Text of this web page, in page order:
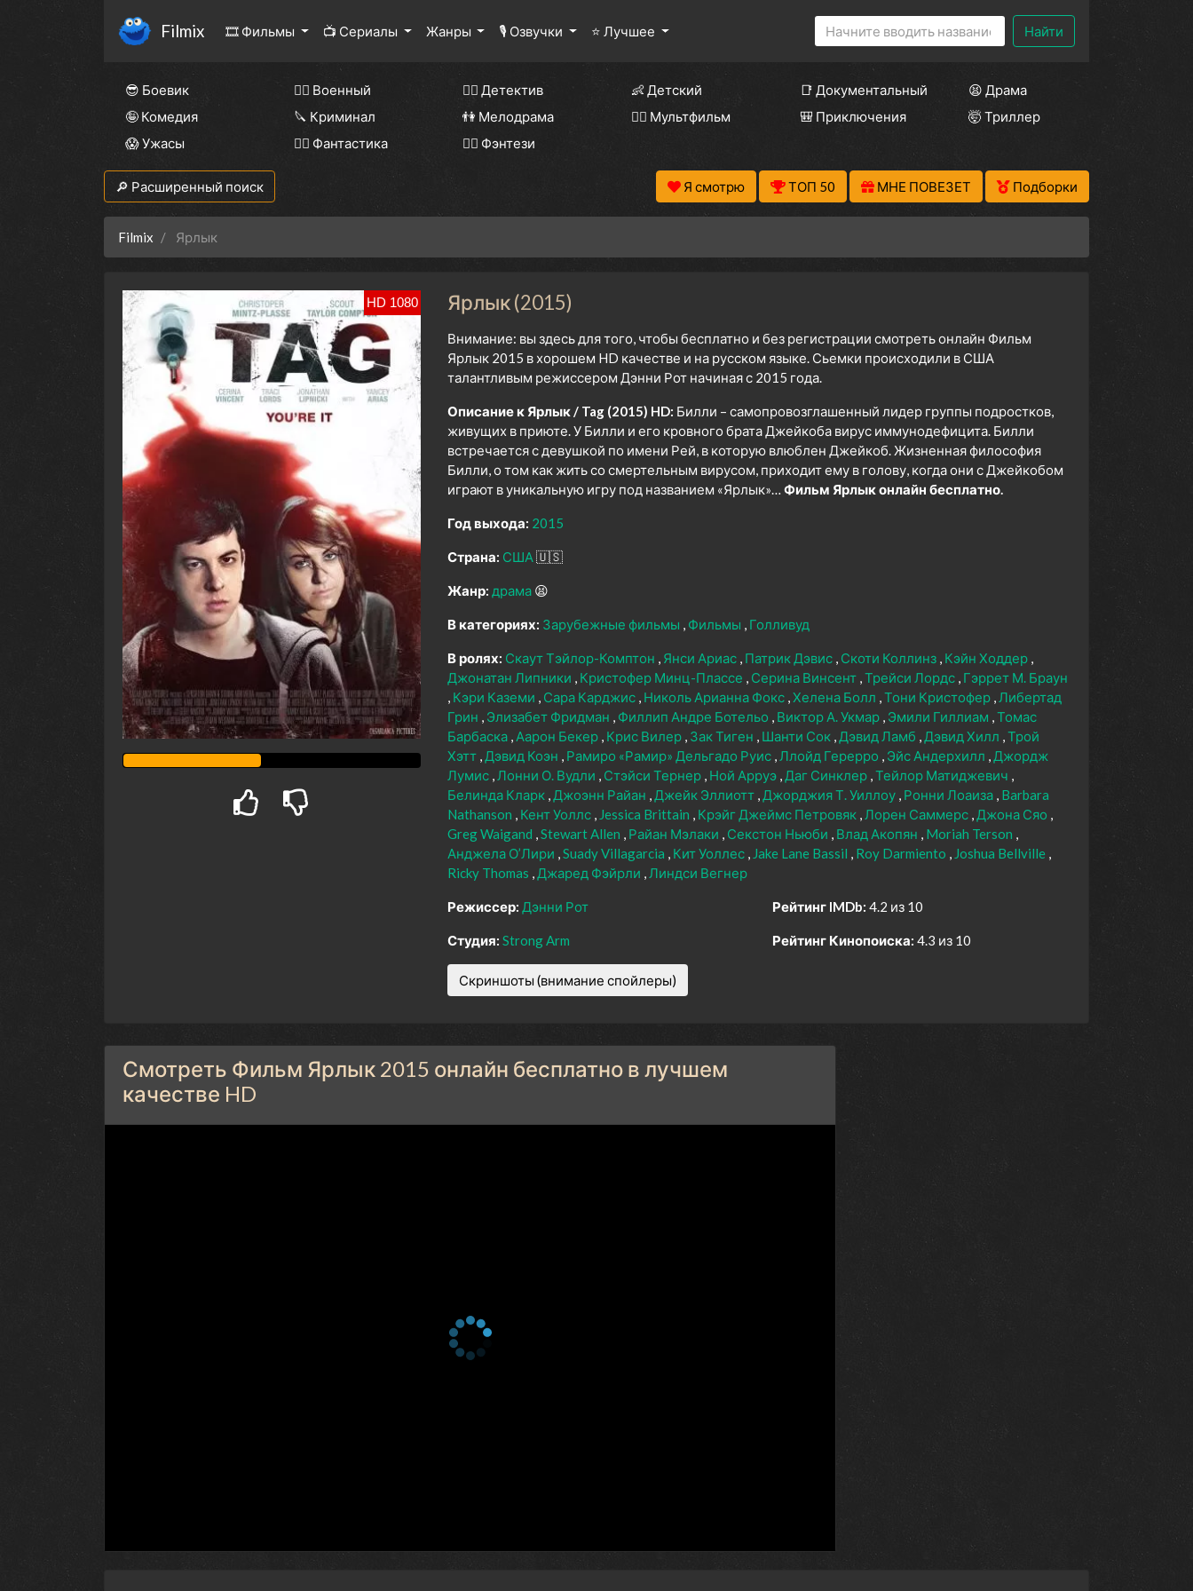
Filmix 🎞 Фильмы 📺 Сериалы Жанры 🎙 Озвучки ⭐ Лучшее Найти
😎 Боевик 👨‍✈️ Военный 🕵️‍♂️ Детектив 👶 Детский 📑 Документальный
😫 Драма
🤪 Комедия
🔪 Криминал 👫 Мелодрама 🧚‍♀️ Мультфильм 🎒 Приключения
🤯 Триллер
😱 Ужасы
🧙‍♀️ Фантастика 🧝‍♂️ Фэнтези
🔎 Расширенный поиск Я смотрю ТОП 50 МНЕ ПОВЕЗЕТ Подборки
Filmix Ярлык
HD 1080 Ярлык (2015)
Внимание: вы здесь для того, чтобы бесплатно и без регистрации смотреть онлайн Фильм
Ярлык 2015 в хорошем HD качестве и на русском языке. Сьемки происходили в США
талантливым режиссером Дэнни Рот начиная с 2015 года.
Описание к Ярлык / Tag (2015) HD: Билли – самопровозглашенный лидер группы подростков,
живущих в приюте. У Билли и его кровного брата Джейкоба вирус иммунодефицита. Билли
встречается с девушкой по имени Рей, в которую влюблен Джейкоб. Жизненная философия
Билли, о том как жить со смертельным вирусом, приходит ему в голову, когда они с Джейкобом
играют в уникальную игру под названием «Ярлык»… Фильм Ярлык онлайн бесплатно.
Год выхода: 2015
Страна: США🇺🇸
Жанр: драма 😫
В категориях: Зарубежные фильмы Фильмы Голливуд
В ролях: Скаут Тэйлор-Комптон Янси Ариас Патрик Дэвис Скоти Коллинз Кэйн Ходдер
Джонатан Липники
Кристофер Минц-Плассе Серина Винсент Трейси Лордс Гэррет М. Браун
Кэри Каземи
Сара Карджис Николь Арианна Фокс Хелена Болл Тони Кристофер Либертад
Грин
Элизабет Фридман Филлип Андре Ботельо Виктор А. Укмар Эмили Гиллиам Томас
Барбаска Аарон Бекер Крис Вилер Зак Тиген Шанти Сок Дэвид Ламб Дэвид Хилл Трой
Хэтт Дэвид Коэн Рамиро «Рамир» Дельгадо Руис Ллойд Герерро Эйс Андерхилл
Джордж
Лумис Лонни О. Вудли Стэйси Тернер Ной Арруэ Даг Синклер Тейлор Матиджевич
Белинда Кларк Джоэнн Райан Джейк Эллиотт Джорджия Т. Уиллоу Ронни Лоаиза Barbara
Nathanson
Кент Уоллс Jessica Brittain Крэйг Джеймс Петровяк Лорен Саммерс Джона Сяо
Greg Waigand Stewart Allen Райан Мэлаки Секстон Ньюби Влад Акопян
Moriah Terson
Анджела О’Лири Suady Villagarcia Кит Уоллес Jake Lane Bassil Roy Darmiento
Joshua Bellville
Ricky Thomas
Джаред Фэйрли Линдси Вегнер
Режиссер: Дэнни Рот
Студия: Strong Arm
Рейтинг IMDb: 4.2 из 10
Рейтинг Кинопоиска: 4.3 из 10
Скриншоты (внимание спойлеры)
Смотреть Фильм Ярлык 2015 онлайн бесплатно в лучшем
качестве HD